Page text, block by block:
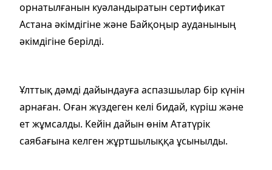
орнатылғанын куәландыратын сертификат
Астана әкімдігіне және Байқоңыр ауданының
әкімдігіне берілді.
Ұлттық дәмді дайындауға аспазшылар бір күнін
арнаған. Оған жүздеген келі бидай, күріш және
ет жұмсалды. Кейін дайын өнім Ататүрік
саябағына келген жұртшылыққа ұсынылды.